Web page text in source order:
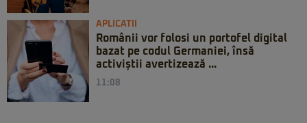
APLICATII
Românii vor folosi un portofel digital
bazat pe codul Germaniei, însă
activiștii avertizează ...
11:08